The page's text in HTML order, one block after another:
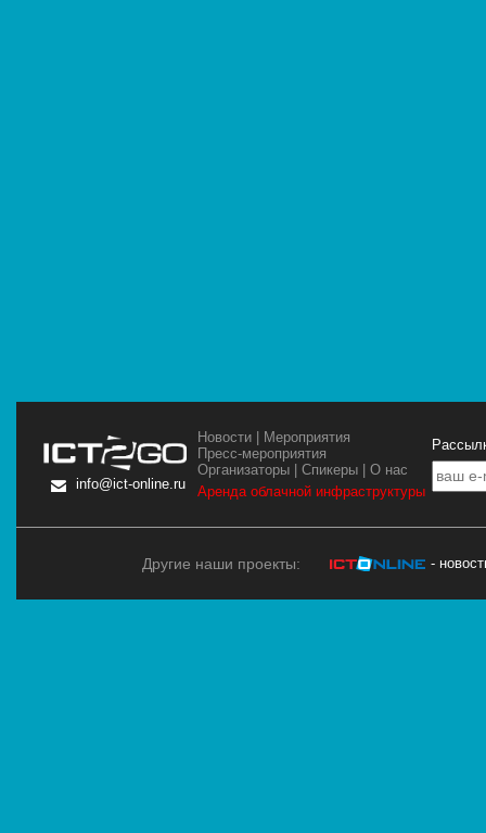
info@ict-online.ru
Новости | Мероприятия
Пресс-мероприятия
Организаторы |Спикеры |О нас
Аренда облачной инфраструктуры
Другие наши проекты: -